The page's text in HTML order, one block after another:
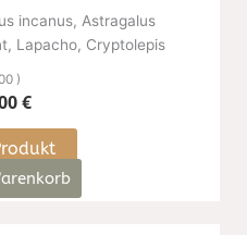
incanus, Astragalus
Lapacho, Cryptolepis
)
€